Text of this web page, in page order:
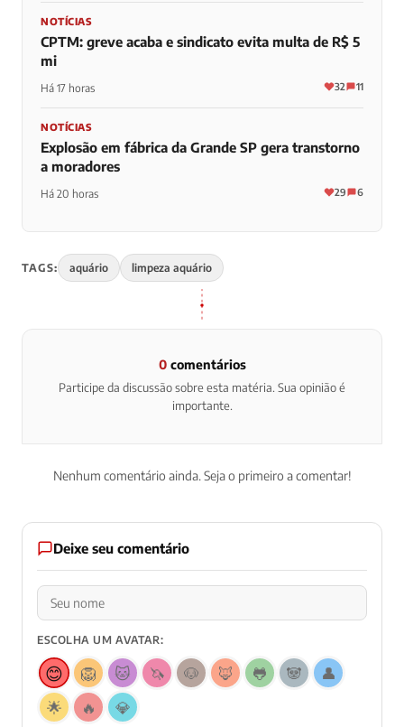
NOTÍCIAS
CPTM: greve acaba e sindicato evita multa de R$ 5
mi
Há 17 horas 32 11
NOTÍCIAS
Explosão em fábrica da Grande SP gera transtorno
a moradores
Há 20 horas 29 6
TAGS: aquário limpeza aquário
0comentários
Participe da discussão sobre esta matéria. Sua opinião é
importante.
Nenhum comentário ainda. Seja o primeiro a comentar!
Deixe seu comentário
ESCOLHA UM AVATAR:
😊 🦁 🐱 🦄 🐶 🦊 🐸 🐼
👤
🌟
🔥 💎